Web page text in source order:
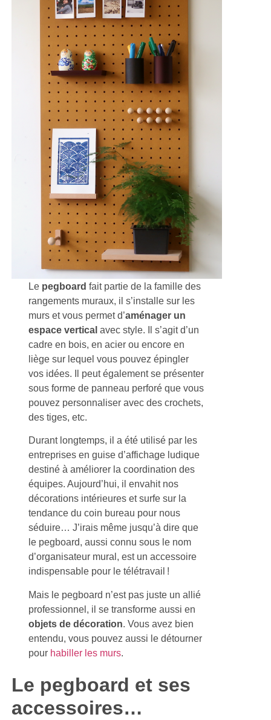
Le pegboard fait partie de la famille des
rangements muraux, il s’installe sur les
murs et vous permet d’aménager un
espace verticalavec style. Il s’agit d’un
cadre en bois, en acier ou encore en
liège sur lequel vous pouvez épingler
vos idées. Il peut également se présenter
sous forme de panneau perforé que vous
pouvez personnaliser avec des crochets,
des tiges, etc.
Durant longtemps, il a été utilisé par les
entreprises en guise d’affichage ludique
destiné à améliorer la coordination des
équipes. Aujourd’hui, il envahit nos
décorations intérieures et surfe sur la
tendance du coin bureau pour nous
séduire… J’irais même jusqu’à dire que
le pegboard, aussi connu sous le nom
d’organisateur mural, est un accessoire
indispensable pour le télétravail !
Mais le pegboard n’est pas juste un allié
professionnel, il se transforme aussi en
objets de décoration. Vous avez bien
entendu, vous pouvez aussi le détourner
pour habiller les murs.
Le pegboard et ses
accessoires…